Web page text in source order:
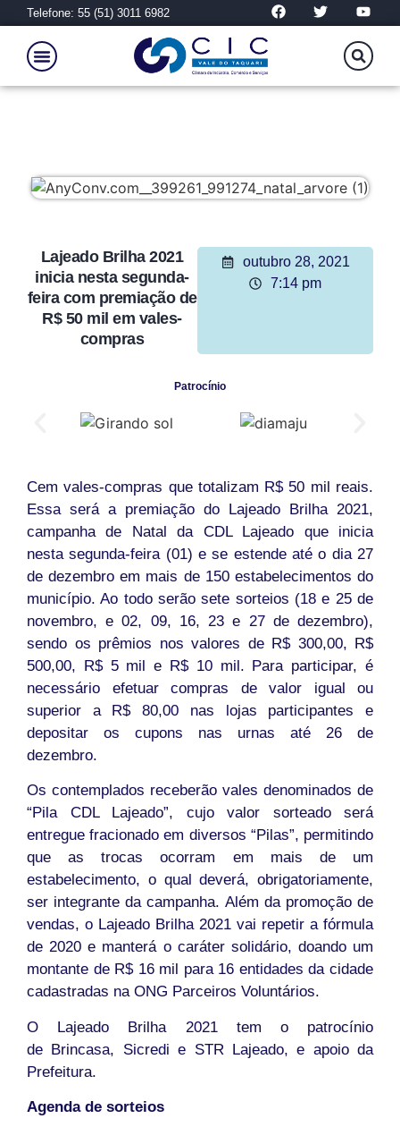
Telefone: 55 (51) 3011 6982
Lajeado Brilha 2021
inicia nesta segunda-
feira com premiação de
R$ 50 mil em vales-
compras
outubro 28, 2021
7:14 pm
Patrocínio
Cem vales-compras que totalizam R$ 50 mil reais.
Essa será a premiação do Lajeado Brilha 2021,
campanha de Natal da CDL Lajeado que inicia
nesta segunda-feira (01) e se estende até o dia 27
de dezembro em mais de 150 estabelecimentos do
município. Ao todo serão sete sorteios (18 e 25 de
novembro, e 02, 09, 16, 23 e 27 de dezembro),
sendo os prêmios nos valores de R$ 300,00, R$
500,00, R$ 5 mil e R$ 10 mil. Para participar, é
necessário efetuar compras de valor igual ou
superior a R$ 80,00 nas lojas participantes e
depositar os cupons nas urnas até 26 de
dezembro.
Os contemplados receberão vales denominados de
“Pila CDL Lajeado”, cujo valor sorteado será
entregue fracionado em diversos “Pilas”, permitindo
que as trocas ocorram em mais de um
estabelecimento, o qual deverá, obrigatoriamente,
ser integrante da campanha. Além da promoção de
vendas, o Lajeado Brilha 2021 vai repetir a fórmula
de 2020 e manterá o caráter solidário, doando um
montante de R$ 16 mil para 16 entidades da cidade
cadastradas na ONG Parceiros Voluntários.
O Lajeado Brilha 2021 tem o patrocínio
de Brincasa, Sicredi e STR Lajeado, e apoio da
Prefeitura.
Agenda de sorteios